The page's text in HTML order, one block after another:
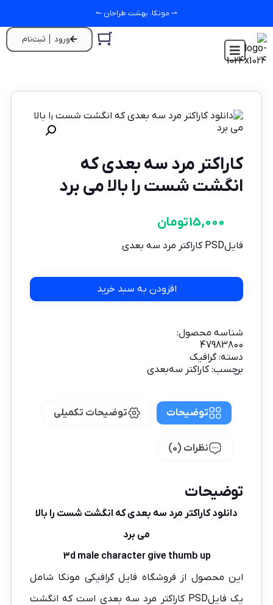
⇀ مونکا، بهشت طراحان ↼
ورود │ ثبت‌نام
کاراکتر مرد سه بعدی که
انگشت شست را بالا می برد
15,000تومان
فایلPSD کاراکتر مرد سه بعدی
افزودن به سبد خرید
شناسه محصول:
47983800
دسته:گرافیک
برچسب:کاراکتر سه‌بعدی
توضیحات توضیحات تکمیلی
نظرات (0)
توضیحات
دانلود کاراکتر مرد سه بعدی که انگشت شست را بالا
می برد
3d male character give thumb up
این محصول از فروشگاه فایل گرافیکی مونکا شامل
یک فایلPSD کاراکتر مرد سه بعدی است که انگشت